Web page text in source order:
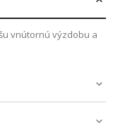
vnútornú výzdobu a